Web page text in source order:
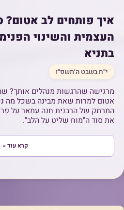
איך פותחים לב
העצמית והשינוי
בתניא
י״ח בשבט ה׳תשפ״ו
מרגישה שהרגשות מנהלים אותך?
אטום למרות שאת מבינה בשכל מה
המרתק של הרבנית חנה עמאר על
את סוד ה"מוח שליט על הלב".
קרא עוד »